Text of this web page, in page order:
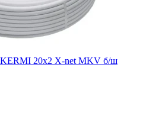
KERMI 20х2 X-net MKV б/ш